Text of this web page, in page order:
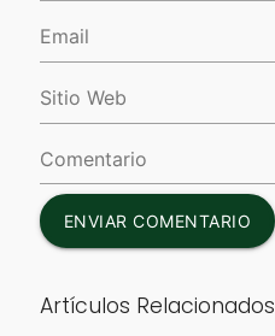
ENVIAR COMENTARIO
Artículos Relacionados